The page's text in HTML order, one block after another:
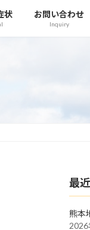
状 お問い合わせ
Inquiry
最
熊本
2026